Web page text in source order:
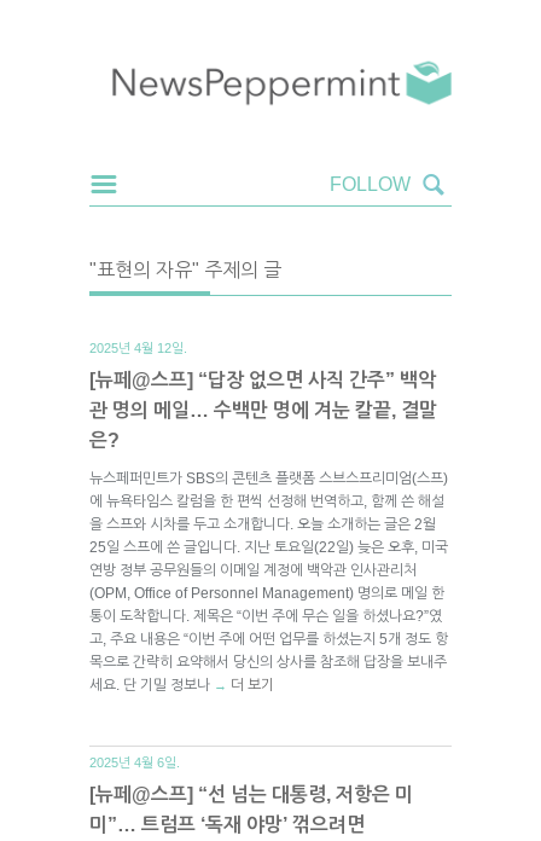
"표현의 자유" 주제의 글
2025년 4월 12일.
[뉴페@스프] “답장 없으면 사직 간주” 백악
관 명의 메일… 수백만 명에 겨눈 칼끝, 결말
은?
뉴스페퍼민트가 SBS의 콘텐츠 플랫폼 스브스프리미엄(스프)
에 뉴욕타임스 칼럼을 한 편씩 선정해 번역하고, 함께 쓴 해설
을 스프와 시차를 두고 소개합니다. 오늘 소개하는 글은 2월
25일 스프에 쓴 글입니다. 지난 토요일(22일) 늦은 오후, 미국
연방 정부 공무원들의 이메일 계정에 백악관 인사관리처
(OPM, Office of Personnel Management) 명의로 메일 한
통이 도착합니다. 제목은 “이번 주에 무슨 일을 하셨나요?”였
고, 주요 내용은 “이번 주에 어떤 업무를 하셨는지 5개 정도 항
목으로 간략히 요약해서 당신의 상사를 참조해 답장을 보내주
세요. 단 기밀 정보나 → 더 보기
2025년 4월 6일.
[뉴페@스프] “선 넘는 대통령, 저항은 미
미”… 트럼프 ‘독재 야망’ 꺾으려면